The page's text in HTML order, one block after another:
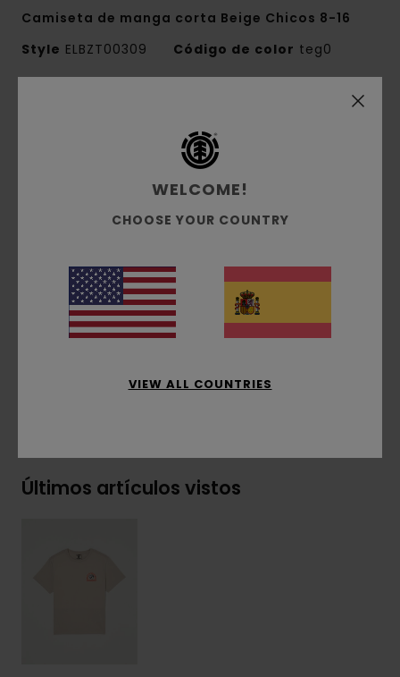
Camiseta de manga corta Beige Chicos 8-16
Style ELBZT00309 Código de color teg0
punto jersey de 100% algodón
corte Regular
Cuello redondo
Etiqueta con el logo en el lateral
Composición[Tejido principal] 100% algodón
Últimos artículos vistos
WELCOME!
CHOOSE YOUR COUNTRY
VIEW ALL COUNTRIES